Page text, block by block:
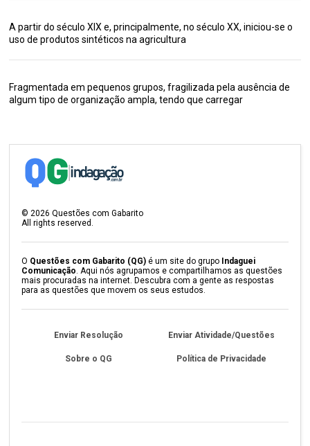
A partir do século XIX e, principalmente, no século XX, iniciou-se o
uso de produtos sintéticos na agricultura
Fragmentada em pequenos grupos, fragilizada pela ausência de
algum tipo de organização ampla, tendo que carregar
© 2026 Questões com Gabarito
All rights reserved.
O Questões com Gabarito (QG) é um site do grupo Indaguei
Comunicação . Aqui nós agrupamos e compartilhamos as questões
mais procuradas na internet. Descubra com a gente as respostas
para as questões que movem os seus estudos.
Enviar Resolução Enviar Atividade/Questões
Sobre o QG Política de Privacidade